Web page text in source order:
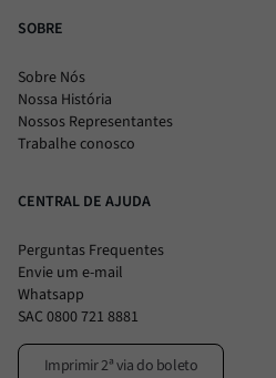
SOBRE
Sobre Nós
Nossa História
Nossos Representantes
Trabalhe conosco
CENTRAL DE AJUDA
Perguntas Frequentes
Envie um e-mail
Whatsapp
SAC 0800 721 8881
Imprimir 2ª via do boleto